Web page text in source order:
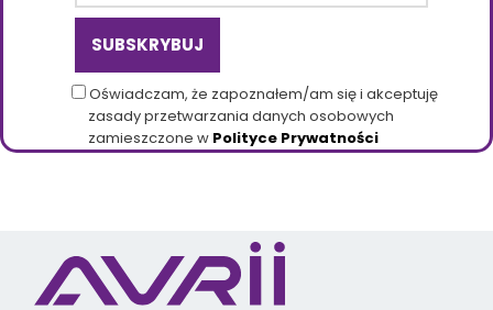
Oświadczam, że zapoznałem/am się i akceptuję
zasady przetwarzania danych osobowych
zamieszczone w Polityce Prywatności